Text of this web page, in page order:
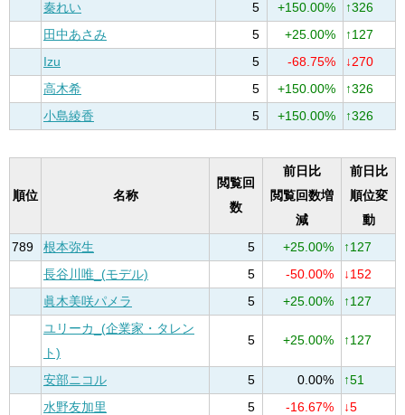
秦れい
5 +150.00%
↑326
田中あさみ
5 +25.00%
↑127
Izu
5 -68.75%
↓270
高木希
5 +150.00%
↑326
小島綾香
5 +150.00% ↑326
順位 名称
閲覧回
数
前日比
閲覧回数増
減
前日比
順位変
動
789
根本弥生 5 +25.00%
↑127
長谷川唯_(モデル)
5 -50.00%
↓152
眞木美咲パメラ
5 +25.00%
↑127
ユリーカ_(企業家・タレン
ト)
5 +25.00% ↑127
安部ニコル 5 0.00%
↑51
水野友加里
5 -16.67% ↓5